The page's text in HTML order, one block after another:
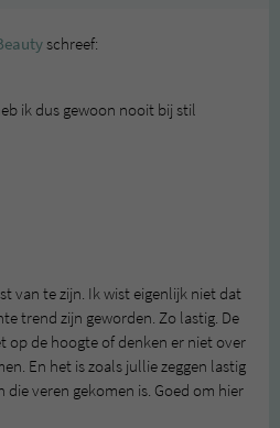
schreef:
ik dus gewoon nooit bij stil
van te zijn. Ik wist eigenlijk niet dat
trend zijn geworden. Zo lastig. De
op de hoogte of denken er niet over
En het is zoals jullie zeggen lastig
veren gekomen is. Goed om hier